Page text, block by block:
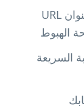
أدخل رابط كتابك الإلكتروني أو عنوان URL
السريعة